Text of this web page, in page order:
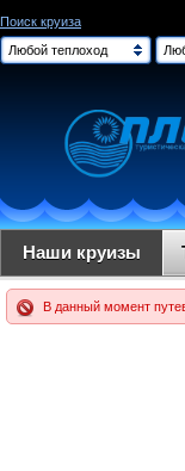
Поиск круиза
Любой теплоход
Наши круизы
В данный момент